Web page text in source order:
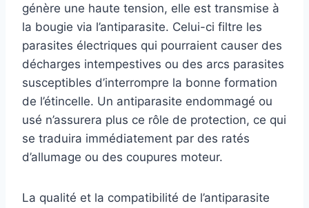
génère une haute tension, elle est transmise à
la bougie via l’antiparasite. Celui-ci filtre les
parasites électriques qui pourraient causer des
décharges intempestives ou des arcs parasites
susceptibles d’interrompre la bonne formation
de l’étincelle. Un antiparasite endommagé ou
usé n’assurera plus ce rôle de protection, ce qui
se traduira immédiatement par des ratés
d’allumage ou des coupures moteur.
La qualité et la compatibilité de l’antiparasite